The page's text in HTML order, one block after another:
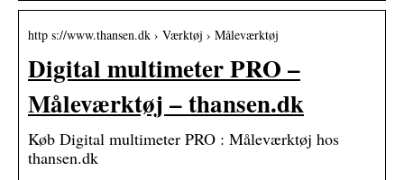
http s://www.thansen.dk › Værktøj › Måleværktøj
Digital multimeter PRO –
Måleværktøj – thansen.dk
Køb Digital multimeter PRO : Måleværktøj hos
thansen.dk